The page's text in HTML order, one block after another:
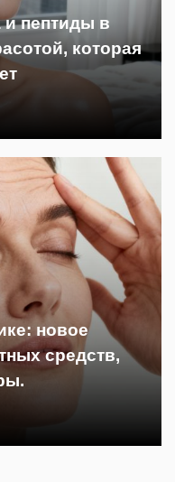
и пептиды в
которая
новое
средств,